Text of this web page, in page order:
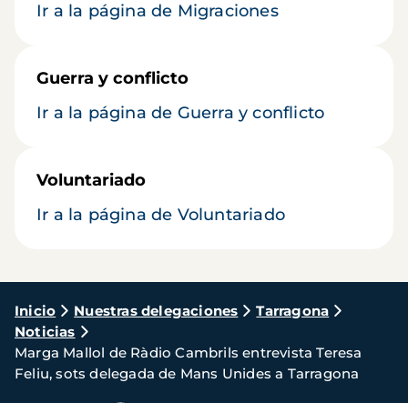
Ir a la página de Migraciones
Guerra y conflicto
Ir a la página de Guerra y conflicto
Voluntariado
Ir a la página de Voluntariado
Ruta
de
navegación
Inicio Nuestras delegaciones
Tarragona
Noticias
Marga Mallol de Ràdio Cambrils entrevista Teresa
Feliu, sots delegada de Mans Unides a Tarragona